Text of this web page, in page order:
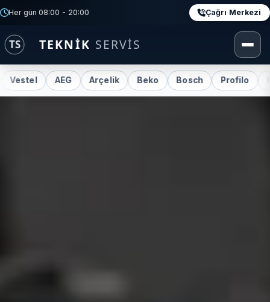
Her gün 08:00 - 20:00 Çağrı Merkezi
AEG Arçelik Beko Bosch Profilo